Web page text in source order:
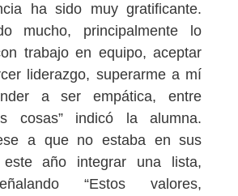
ha sido muy gratificante.
mucho, principalmente lo
trabajo en equipo, aceptar
liderazgo, superarme a mí
a ser empática, entre
cosas” indicó la alumna.
a que no estaba en sus
año integrar una lista,
“Estos valores,